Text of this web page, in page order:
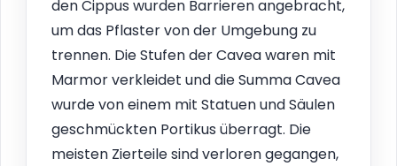
den Cippus wurden Barrieren angebracht,
um das Pflaster von der Umgebung zu
trennen. Die Stufen der Cavea waren mit
Marmor verkleidet und die Summa Cavea
wurde von einem mit Statuen und Säulen
geschmückten Portikus überragt. Die
meisten Zierteile sind verloren gegangen,